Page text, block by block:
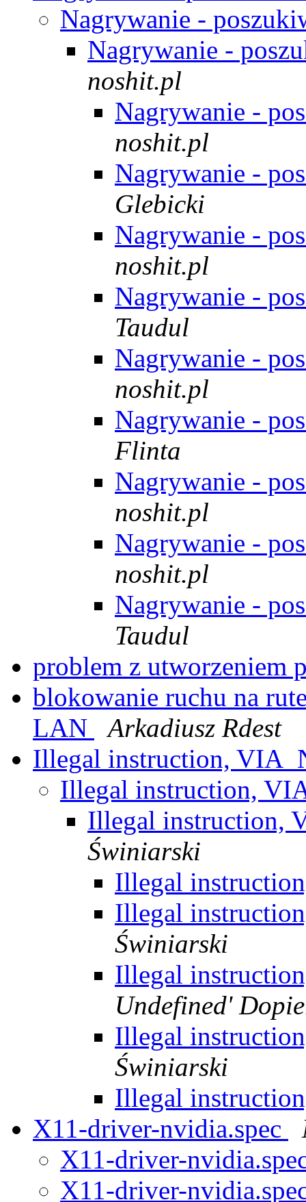
Nagrywanie -
Nagrywanie -
noshit.pl
Nagrywanie -
noshit.pl
Nagrywanie -
Glebicki
Nagrywanie -
noshit.pl
Nagrywanie -
Taudul
Nagrywanie -
noshit.pl
Nagrywanie -
Flinta
Nagrywanie -
noshit.pl
Nagrywanie -
noshit.pl
Nagrywanie -
Taudul
problem z utworzeniem
blokowanie ruchu na
LAN
Arkadiusz Rdest
Illegal instruction,
Illegal instruction,
Illegal instruction,
Świniarski
Illegal
Illegal
Świniarski
Illegal
Undefined'
Illegal
Świniarski
Illegal
X11-driver-nvidia.spec
X11-driver-
X11-driver-